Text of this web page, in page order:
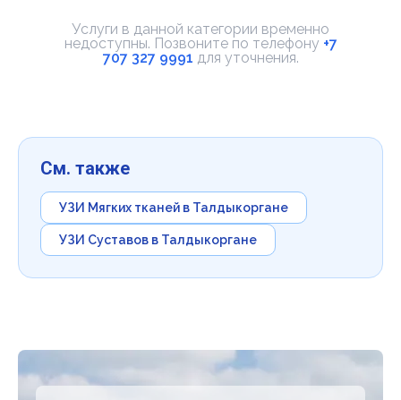
Услуги в данной категории временно
недоступны. Позвоните по телефону +7
707 327 9991 для уточнения.
См. также
УЗИ Мягких тканей в Талдыкоргане
УЗИ Суставов в Талдыкоргане